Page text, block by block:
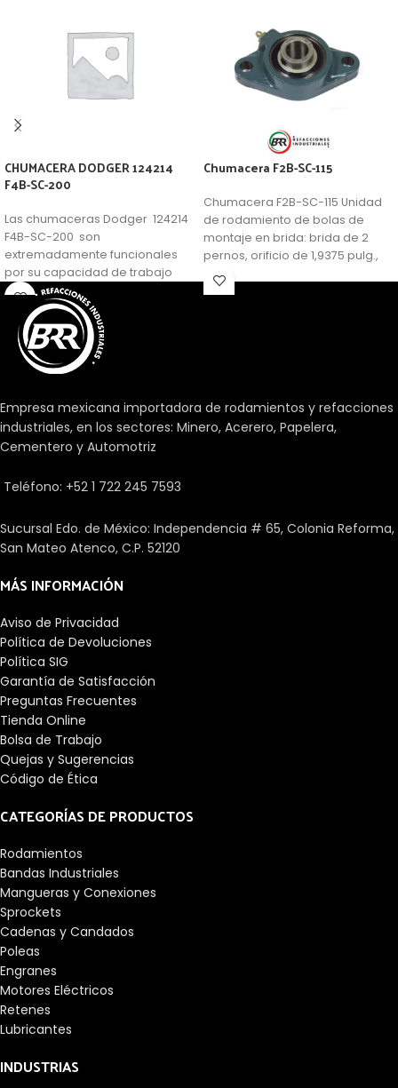
CHUMACERA DODGER 124214
F4B-SC-200
Las chumaceras Dodger 124214
F4B-SC-200 son
extremadamente funcionales
por su capacidad de trabajo
forzado y material de
fabricaciòn optimo. Color:
Chumacera F2B-SC-115
Chumacera F2B-SC-115 Unidad
de rodamiento de bolas de
montaje en brida: brida de 2
pernos, orificio de 1,9375 pulg.,
Material de carcasa de hierro
fundido, servicio normal,
Empresa mexicana importadora de rodamientos y refacciones
industriales, en los sectores: Minero, Acerero, Papelera,
Cementero y Automotriz
Teléfono: +52 1 722 245 7593
Sucursal Edo. de México: Independencia # 65, Colonia Reforma,
San Mateo Atenco, C.P. 52120
MÁS INFORMACIÓN
Aviso de Privacidad
Política de Devoluciones
Política SIG
Garantía de Satisfacción
Preguntas Frecuentes
Tienda Online
Bolsa de Trabajo
Quejas y Sugerencias
Código de Ética
CATEGORÍAS DE PRODUCTOS
Rodamientos
Bandas Industriales
Mangueras y Conexiones
Sprockets
Cadenas y Candados
Poleas
Engranes
Motores Eléctricos
Retenes
Lubricantes
INDUSTRIAS